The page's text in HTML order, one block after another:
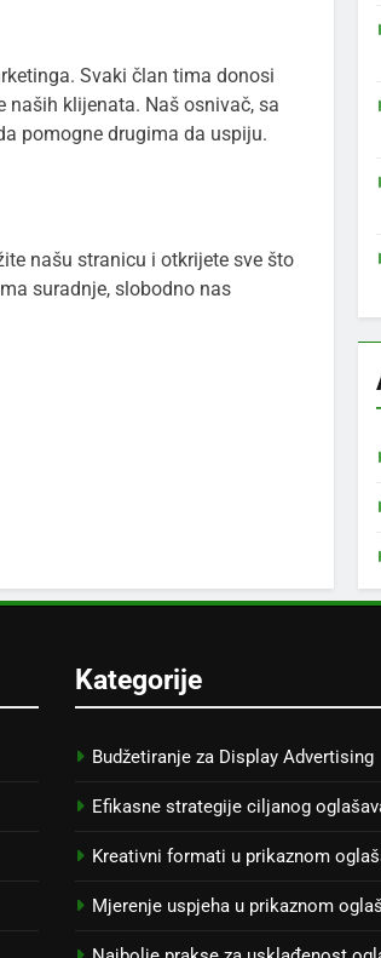
Svaki član tima donosi
klijenata. Naš osnivač, sa
pomogne drugima da uspiju.
našu stranicu i otkrijete sve što
suradnje, slobodno nas
Kategorije
Budžetiranje za Display Advertising
Efikasne strategije ciljanog
Kreativni formati u prikaznom
Mjerenje uspjeha u prikaznom